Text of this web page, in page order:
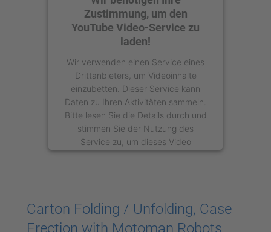
Zustimmung, um den
YouTube Video-Service zu
laden!
Wir verwenden einen Service eines
Drittanbieters, um Videoinhalte
einzubetten. Dieser Service kann
Daten zu Ihren Aktivitäten sammeln.
Bitte lesen Sie die Details durch und
stimmen Sie der Nutzung des
Service zu, um dieses Video
anzusehen.
Akzeptieren
Carton Folding / Unfolding, Case
Erection with Motoman Robots